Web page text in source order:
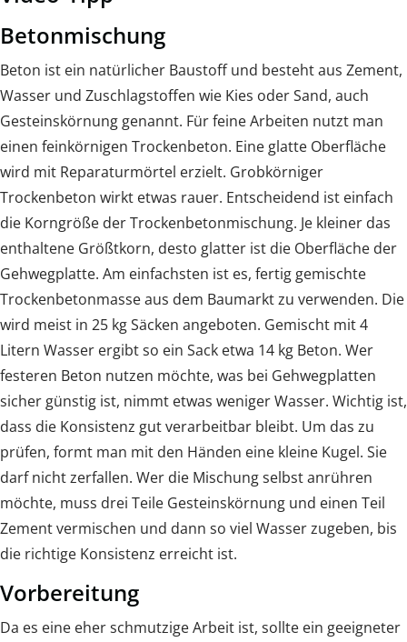
Betonmischung
Beton ist ein natürlicher Baustoff und besteht aus Zement,
Wasser und Zuschlagstoffen wie Kies oder Sand, auch
Gesteinskörnung genannt. Für feine Arbeiten nutzt man
einen feinkörnigen Trockenbeton. Eine glatte Oberfläche
wird mit Reparaturmörtel erzielt. Grobkörniger
Trockenbeton wirkt etwas rauer. Entscheidend ist einfach
die Korngröße der Trockenbetonmischung. Je kleiner das
enthaltene Größtkorn, desto glatter ist die Oberfläche der
Gehwegplatte. Am einfachsten ist es, fertig gemischte
Trockenbetonmasse aus dem Baumarkt zu verwenden. Die
wird meist in 25 kg Säcken angeboten. Gemischt mit 4
Litern Wasser ergibt so ein Sack etwa 14 kg Beton. Wer
festeren Beton nutzen möchte, was bei Gehwegplatten
sicher günstig ist, nimmt etwas weniger Wasser. Wichtig ist,
dass die Konsistenz gut verarbeitbar bleibt. Um das zu
prüfen, formt man mit den Händen eine kleine Kugel. Sie
darf nicht zerfallen. Wer die Mischung selbst anrühren
möchte, muss drei Teile Gesteinskörnung und einen Teil
Zement vermischen und dann so viel Wasser zugeben, bis
die richtige Konsistenz erreicht ist.
Vorbereitung
Da es eine eher schmutzige Arbeit ist, sollte ein geeigneter